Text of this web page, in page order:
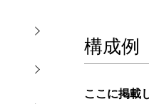
構成例
ここに掲載